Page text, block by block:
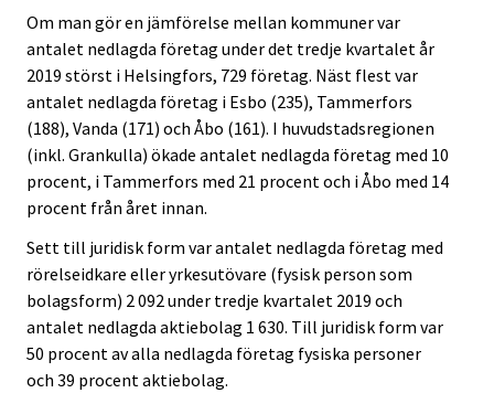
Om man gör en jämförelse mellan kommuner var
antalet nedlagda företag under det tredje kvartalet år
2019 störst i Helsingfors, 729 företag. Näst flest var
antalet nedlagda företag i Esbo (235), Tammerfors
(188), Vanda (171) och Åbo (161). I huvudstadsregionen
(inkl. Grankulla) ökade antalet nedlagda företag med 10
procent, i Tammerfors med 21 procent och i Åbo med 14
procent från året innan.
Sett till juridisk form var antalet nedlagda företag med
rörelseidkare eller yrkesutövare (fysisk person som
bolagsform) 2 092 under tredje kvartalet 2019 och
antalet nedlagda aktiebolag 1 630. Till juridisk form var
50 procent av alla nedlagda företag fysiska personer
och 39 procent aktiebolag.